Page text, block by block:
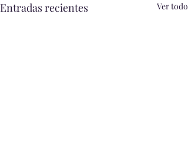
Entradas recientes Ver todo